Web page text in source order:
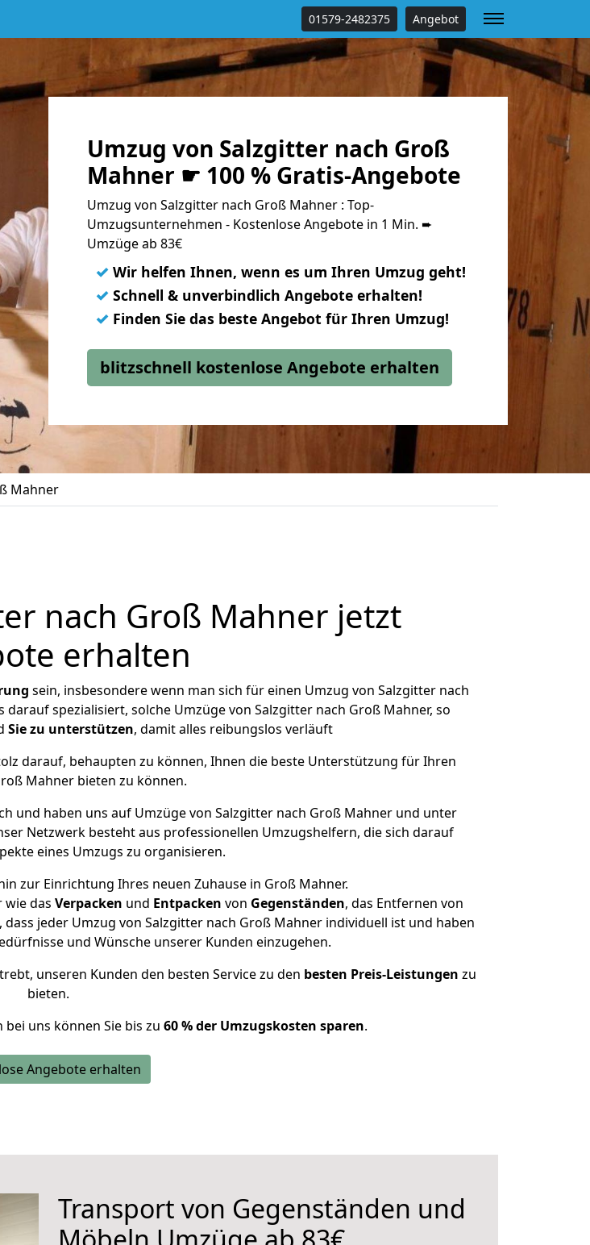
01579-2482375 Angebot
Umzug von Salzgitter nach Groß
Mahner ☛ 100 % Gratis-Angebote
Umzug von Salzgitter nach Groß Mahner : Top-
Umzugsunternehmen - Kostenlose Angebote in 1 Min. ➨
Umzüge ab 83€
✓ Wir helfen Ihnen, wenn es um Ihren Umzug geht!
✓ Schnell & unverbindlich Angebote erhalten!
✓ Finden Sie das beste Angebot für Ihren Umzug!
blitzschnell kostenlose Angebote erhalten
Mahner
nach Groß Mahner jetzt
erhalten
sein, insbesondere wenn man sich für einen Umzug von Salzgitter nach
spezialisiert, solche Umzüge von Salzgitter nach Groß Mahner, so
Sie zu unterstützen, damit alles reibungslos verläuft
darauf, behaupten zu können, Ihnen die beste Unterstützung für Ihren
Mahner bieten zu können.
und haben uns auf Umzüge von Salzgitter nach Groß Mahner und unter
Netzwerk besteht aus professionellen Umzugshelfern, die sich darauf
eines Umzugs zu organisieren.
zur Einrichtung Ihres neuen Zuhause in Groß Mahner.
wie das Verpacken und Entpacken von Gegenständen, das Entfernen von
jeder Umzug von Salzgitter nach Groß Mahner individuell ist und haben
und Wünsche unserer Kunden einzugehen.
unseren Kunden den besten Service zu den besten Preis-Leistungen zu
bieten.
uns können Sie bis zu 60 % der Umzugskosten sparen.
Angebote erhalten
Transport von Gegenständen und